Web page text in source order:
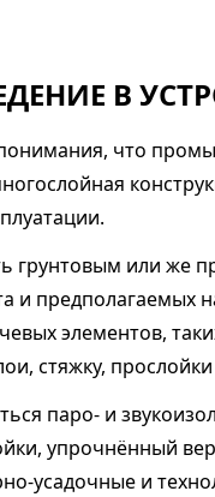
В
что
или же
и предполагаемых
элементов,
стяжку,
паро- и
упрочнённый
усадочные и